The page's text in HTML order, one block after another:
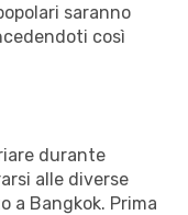
saranno
così
durante
alle diverse
a Bangkok. Prima